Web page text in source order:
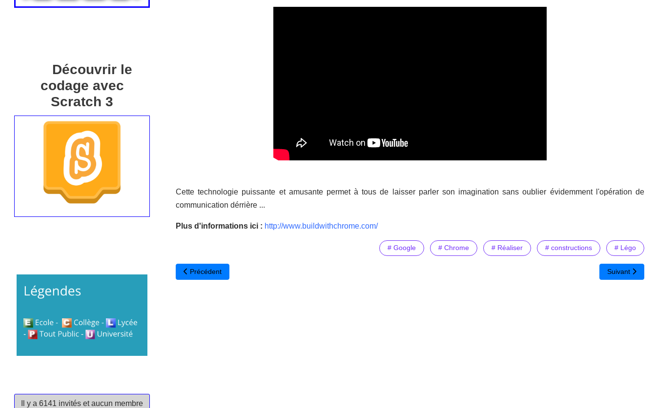
Découvrir le
codage avec
Scratch 3
Il y a 6141 invités et aucun membre
Cette technologie puissante et amusante permet à tous de laisser parler son imagination sans oublier évidemment l'opération de
communication dérrière ...
Plus d'informations ici : http://www.buildwithchrome.com/
# Google # Chrome # Réaliser # constructions # Légo
Article précédent : TACIT : un logiciel pour aider à acquérir les compétences langagières primordiales dans la compréhension de textes
Précédent Article suivant
Suivant